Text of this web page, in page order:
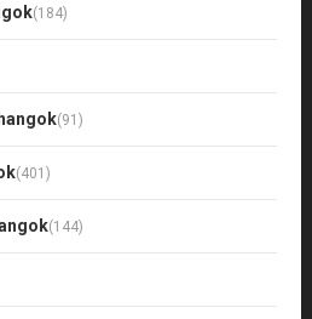
(184)
(91)
(401)
(144)